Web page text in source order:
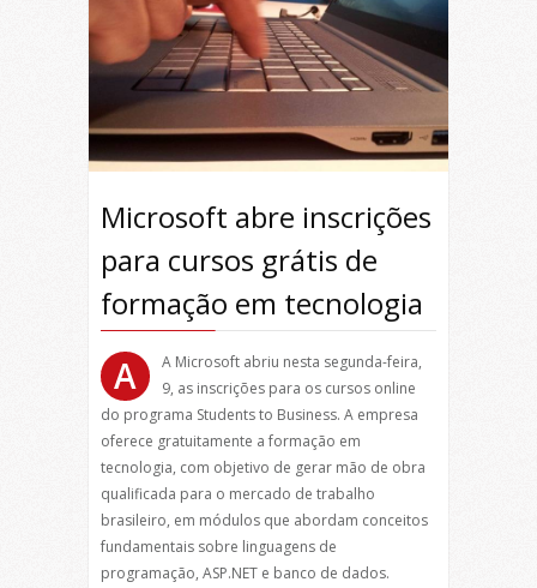
Microsoft abre inscrições
para cursos grátis de
formação em tecnologia
A
A Microsoft abriu nesta segunda-feira,
9, as inscrições para os cursos online
do programa Students to Business. A empresa
oferece gratuitamente a formação em
tecnologia, com objetivo de gerar mão de obra
qualificada para o mercado de trabalho
brasileiro, em módulos que abordam conceitos
fundamentais sobre linguagens de
programação, ASP.NET e banco de dados.